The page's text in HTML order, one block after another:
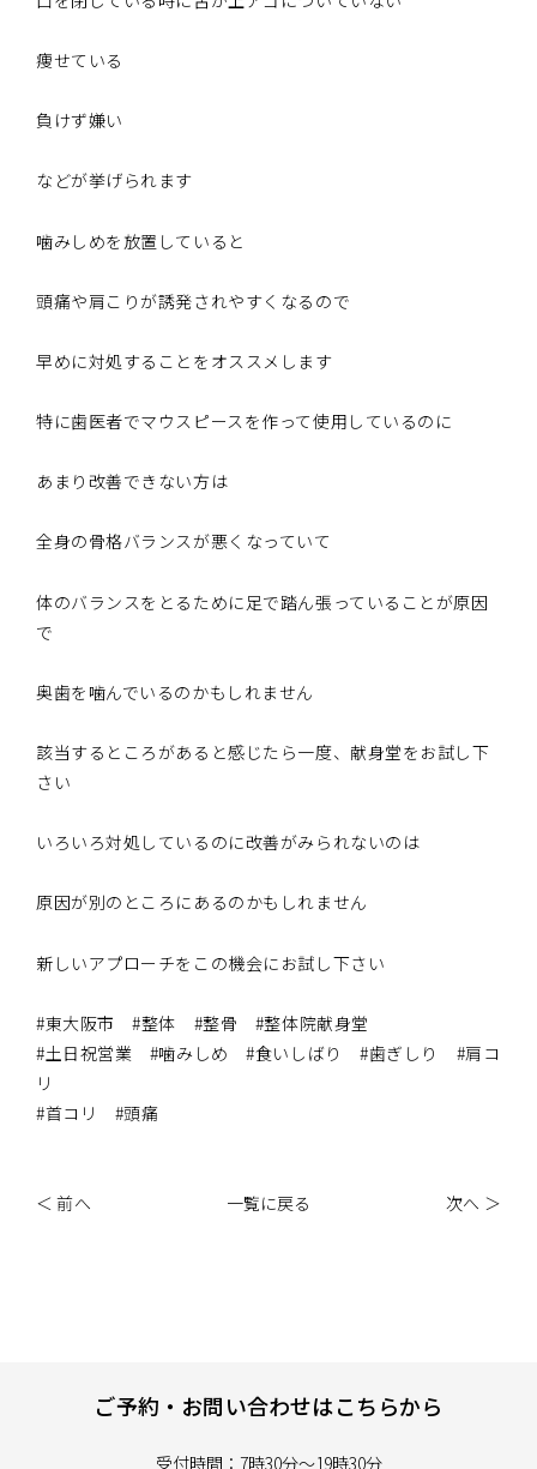
痩せている
負けず嫌い
などが挙げられます
噛みしめを放置していると
頭痛や肩こりが誘発されやすくなるので
早めに対処することをオススメします
特に歯医者でマウスピースを作って使用しているのに
あまり改善できない方は
全身の骨格バランスが悪くなっていて
体のバランスをとるために足で踏ん張っていることが原因
で
奥歯を噛んでいるのかもしれません
該当するところがあると感じたら一度、献身堂をお試し下
さい
いろいろ対処しているのに改善がみられないのは
原因が別のところにあるのかもしれません
新しいアプローチをこの機会にお試し下さい
#東大阪市 #整体 #整骨 #整体院献身堂
#土日祝営業 #噛みしめ #食いしばり #歯ぎしり #肩コ
リ
#首コリ #頭痛
＜ 前へ 一覧に戻る 次へ ＞
ご予約・お問い合わせはこちらから
受付時間：7時30分～19時30分